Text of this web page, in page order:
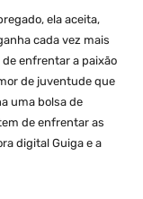
ela aceita,
cada vez mais
enfrentar a paixão
de juventude que
uma bolsa de
de enfrentar as
digital Guiga e a